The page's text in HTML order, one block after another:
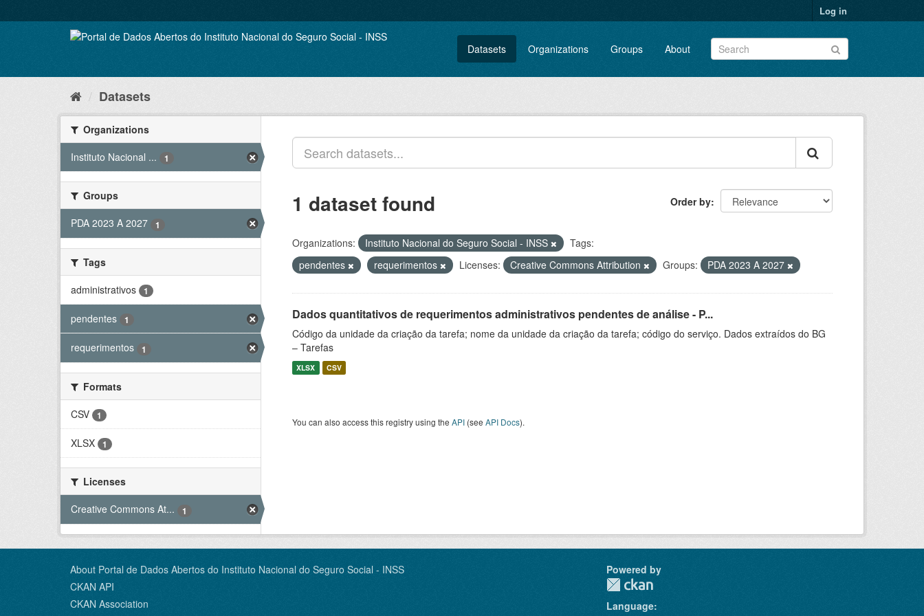
to
Log in
Datasets Organizations Groups About
Datasets
Organizations
Instituto Nacional ...
1
Groups
PDA 2023 A 2027
1
Tags
administrativos
1
pendentes 1
requerimentos 1
Formats
CSV
1
XLSX 1
Licenses
Creative Commons At...
1
Order by
1 dataset found
Organizations: Instituto Nacional do Seguro Social - INSS
Tags:
pendentes
requerimentos Licenses: Creative Commons Attribution Groups: PDA 2023 A 2027
Dados quantitativos de requerimentos administrativos pendentes de análise - P...
Código da unidade da criação da tarefa; nome da unidade da criação da tarefa; código do serviço. Dados extraídos do BG
– Tarefas
XLSX CSV
You can also access this registry using the API (see API Docs).
About Portal de Dados Abertos do Instituto Nacional do Seguro Social - INSS
CKAN API
CKAN Association
Powered by
Language